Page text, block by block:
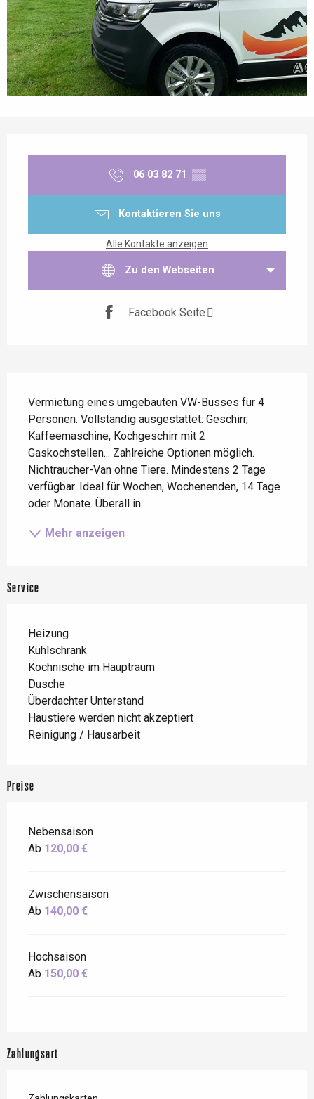
06 03 82 71 ▒▒
Kontaktieren Sie uns
Alle Kontakte anzeigen
Zu den Webseiten
Facebook Seite
Vermietung eines umgebauten VW-Busses für 4
Personen. Vollständig ausgestattet: Geschirr,
Kaffeemaschine, Kochgeschirr mit 2
Gaskochstellen... Zahlreiche Optionen möglich.
Nichtraucher-Van ohne Tiere. Mindestens 2 Tage
verfügbar. Ideal für Wochen, Wochenenden, 14 Tage
oder Monate. Überall in...
Mehr anzeigen
Service
Heizung
Kühlschrank
Kochnische im Hauptraum
Dusche
Überdachter Unterstand
Haustiere werden nicht akzeptiert
Reinigung / Hausarbeit
Preise
Nebensaison
Ab 120,00 €
Zwischensaison
Ab 140,00 €
Hochsaison
Ab 150,00 €
Zahlungsart